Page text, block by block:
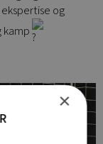
og
kamp
×